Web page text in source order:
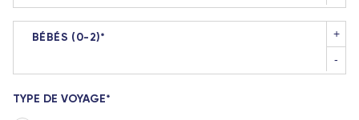
BÉBÉS (0-2)
+
-
TYPE DE VOYAGE